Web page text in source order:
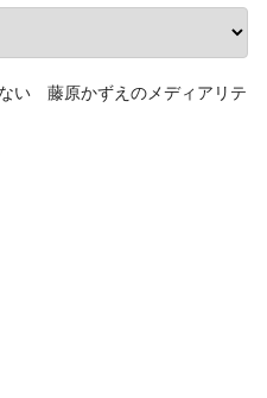
い 藤原かずえのメディアリテ